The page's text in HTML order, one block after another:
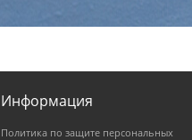
Информация
Политика по защите персональных